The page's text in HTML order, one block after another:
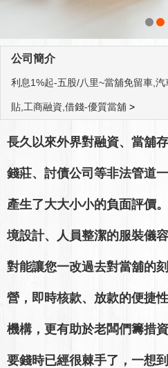
公司簡介
利息1%起-五股/八里~當舖免留車,
貼,工商融資,借錢-優質當舖 >
長久以來外界對融資、當舖
錢莊、討債公司等非法管道
產生了大大小小的負面評價
境設計、人員整潔的服裝儀
對能讓您一改過去對當舖的
營，即時核款、放款的便捷
機構，更有助於老闆們籌措
要錢時已經很棘手了，一想